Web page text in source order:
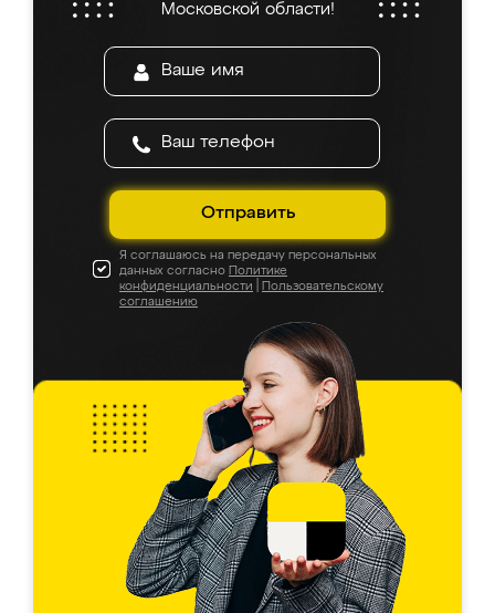
Московской области!
Отправить
Я соглашаюсь на передачу персональных
данных согласно Политике
конфиденциальности
Пользовательскому
соглашению